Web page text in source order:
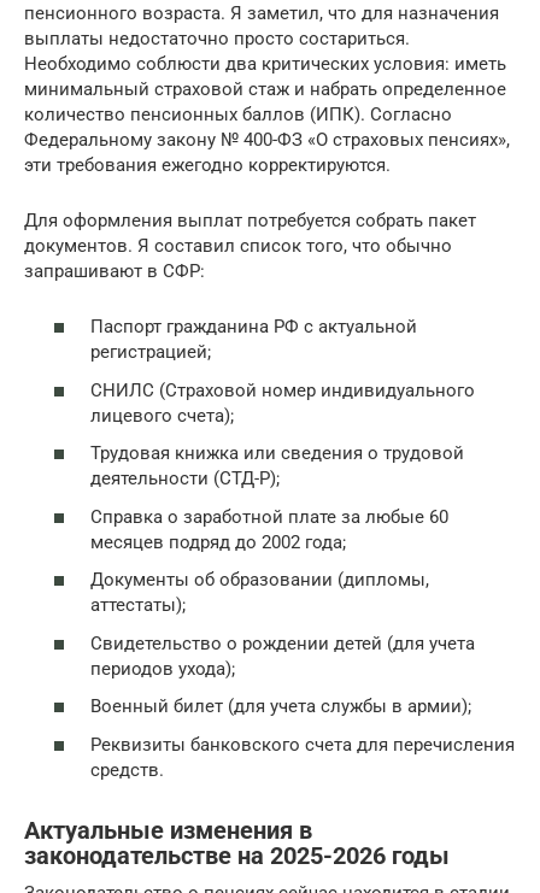
пенсионного возраста. Я заметил, что для назначения
выплаты недостаточно просто состариться.
Необходимо соблюсти два критических условия: иметь
минимальный страховой стаж и набрать определенное
количество пенсионных баллов (ИПК). Согласно
Федеральному закону № 400-ФЗ «О страховых пенсиях»,
эти требования ежегодно корректируются.
Для оформления выплат потребуется собрать пакет
документов. Я составил список того, что обычно
запрашивают в СФР:
Паспорт гражданина РФ с актуальной
регистрацией;
СНИЛС (Страховой номер индивидуального
лицевого счета);
Трудовая книжка или сведения о трудовой
деятельности (СТД-Р);
Справка о заработной плате за любые 60
месяцев подряд до 2002 года;
Документы об образовании (дипломы,
аттестаты);
Свидетельство о рождении детей (для учета
периодов ухода);
Военный билет (для учета службы в армии);
Реквизиты банковского счета для перечисления
средств.
Актуальные изменения в
законодательстве на 2025-2026 годы